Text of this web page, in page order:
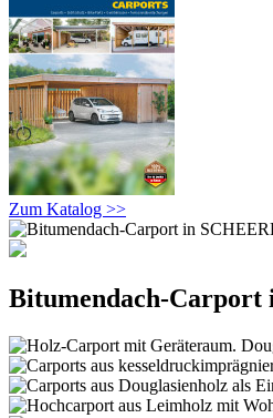
Zum Katalog >>
Bitumendach-Carport